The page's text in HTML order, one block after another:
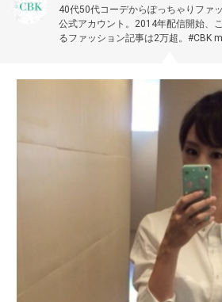
40代50代コーデからぽっちゃりファ
公式アカウント。2014年配信開始、
るファッション記事は2万超。#CBK